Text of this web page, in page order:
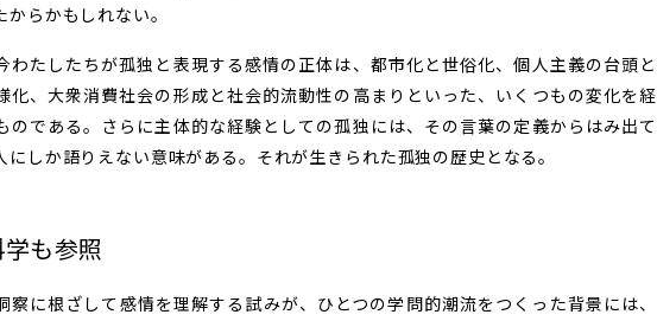
らかもしれない。
たしたちが孤独と表現する感情の正体は、都市化と世俗化、個人主義の台頭と
化、大衆消費社会の形成と社会的流動性の高まりといった、いくつもの変化を経
のである。さらに主体的な経験としての孤独には、その言葉の定義からはみ出て
にしか語りえない意味がある。それが生きられた孤独の歴史となる。
も参照
に根ざして感情を理解する試みが、ひとつの学問的潮流をつくった背景には、